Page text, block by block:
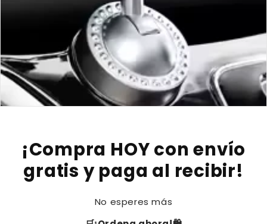
¡Compra HOY con envío
gratis y paga al recibir!
No esperes más